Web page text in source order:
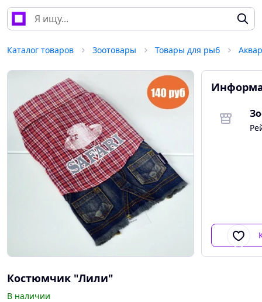
Каталог товаров Зоотовары Товары для рыб
Костюмчик "Лили"
В наличии